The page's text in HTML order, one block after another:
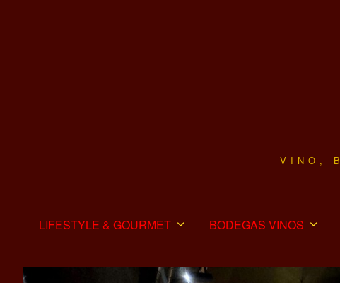
VINO,
LIFESTYLE & GOURMET BODEGAS VINOS